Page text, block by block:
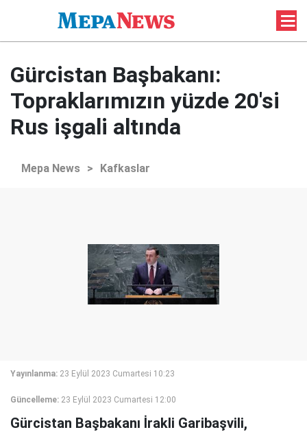
Gürcistan Başbakanı:
Topraklarımızın yüzde 20'si
Rus işgali altında
Mepa News > Kafkaslar
Yayınlanma: 23 Eylül 2023 Cumartesi 10:23
Güncelleme: 23 Eylül 2023 Cumartesi 12:00
Gürcistan Başbakanı İrakli Garibaşvili,